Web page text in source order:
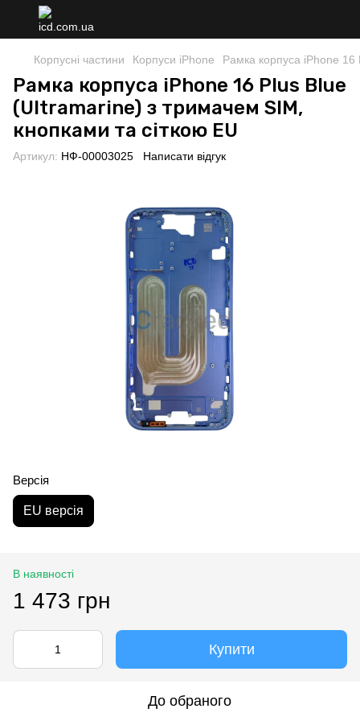
Корпусні частини Корпуси iPhone Рамка корпуса iPhone 16
Рамка корпуса iPhone 16 Plus Blue
(Ultramarine) з тримачем SIM,
кнопками та сіткою EU
Артикул: НФ-00003025 Написати відгук
Версія
EU версія
В наявності
1 473 грн
Купити
До обраного